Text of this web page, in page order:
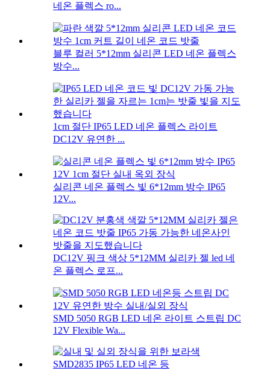
네온 플렉스 ro...
블루 컬러 5*12mm 실리콘 LED 네온 플렉스
방수...
1cm 절단 IP65 LED 네온 플렉스 라이트
DC12V 유연한 ...
실리콘 네온 플렉스 빛 6*12mm 방수 IP65
12V...
DC12V 핑크 색상 5*12MM 실리카 젤 led 네
온 플렉스 로프...
SMD 5050 RGB LED 네온 라이트 스트립 DC
12V Flexible Wa...